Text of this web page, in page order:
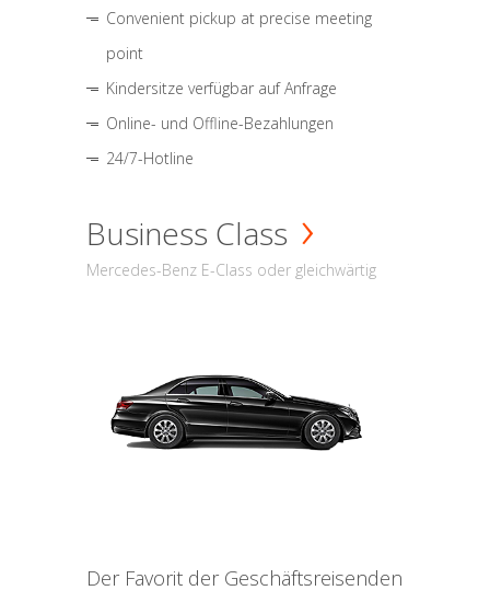
Convenient pickup at precise meeting
point
Kindersitze verfügbar auf Anfrage
Online- und Offline-Bezahlungen
24/7-Hotline
Business Class
Mercedes-Benz E-Class oder gleichwärtig
Der Favorit der Geschäftsreisenden